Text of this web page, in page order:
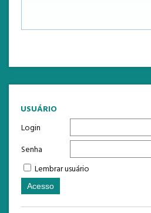
USUÁRIO
Login
Senha
Lembrar usuário